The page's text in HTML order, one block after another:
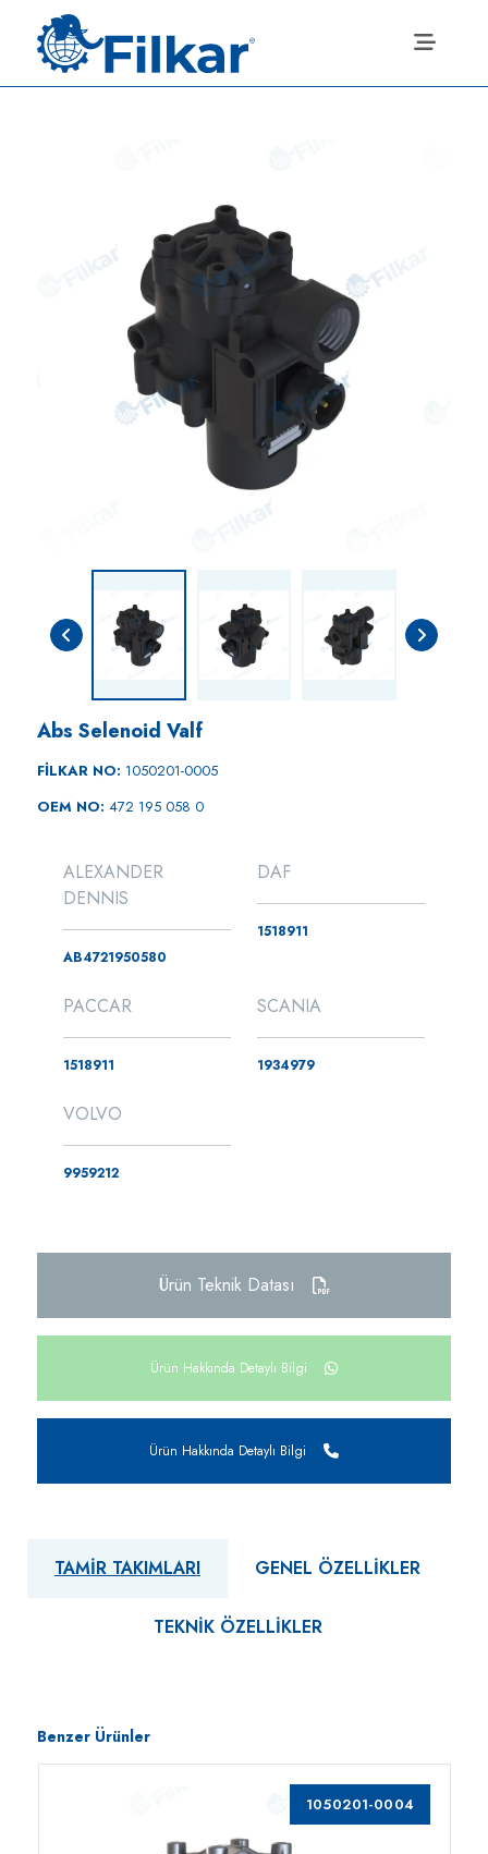
Abs Selenoid Valf
FİLKAR NO: 1050201-0005
OEM NO: 472 195 058 0
ALEXANDER
DENNIS
AB4721950580
DAF
1518911
PACCAR
1518911
SCANIA
1934979
VOLVO
9959212
Ürün Teknik Datası
Ürün Hakkında Detaylı Bilgi
Ürün Hakkında Detaylı Bilgi
TAMIR TAKIMLARI GENEL ÖZELLIKLER
TEKNIK ÖZELLIKLER
Benzer Ürünler
1050201-0004